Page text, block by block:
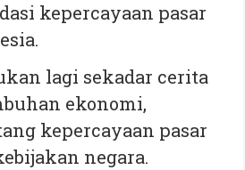
kepercayaan pasar
lagi sekadar cerita
ekonomi,
kepercayaan pasar
negara.